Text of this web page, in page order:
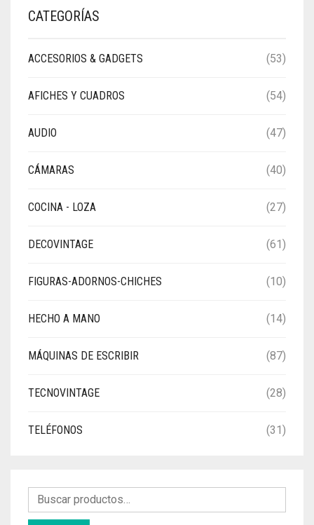
CATEGORÍAS
ACCESORIOS & GADGETS (53)
AFICHES Y CUADROS (54)
AUDIO (47)
CÁMARAS (40)
COCINA - LOZA (27)
DECOVINTAGE (61)
FIGURAS-ADORNOS-CHICHES (10)
HECHO A MANO (14)
MÁQUINAS DE ESCRIBIR (87)
TECNOVINTAGE (28)
TELÉFONOS (31)